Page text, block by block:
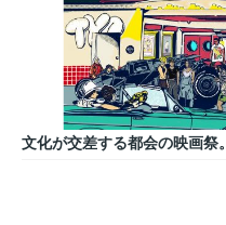
文化が交差する都会の映画祭。